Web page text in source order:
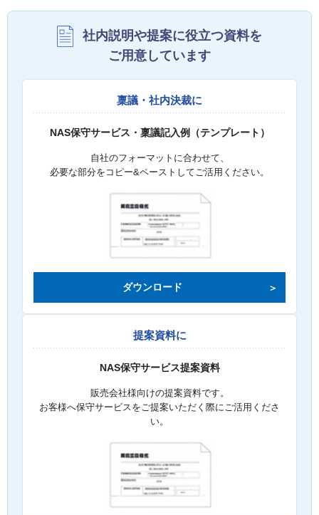
社内説明や提案に役立つ資料を
ご用意しています
稟議・社内決裁に
NAS保守サービス・稟議記入例（テンプレート）
自社のフォーマットに合わせて、
必要な部分をコピー&ペーストしてご活用ください。
ダウンロード
提案資料に
NAS保守サービス提案資料
販売会社様向けの提案資料です。
お客様へ保守サービスをご提案いただく際にご活用くださ
い。